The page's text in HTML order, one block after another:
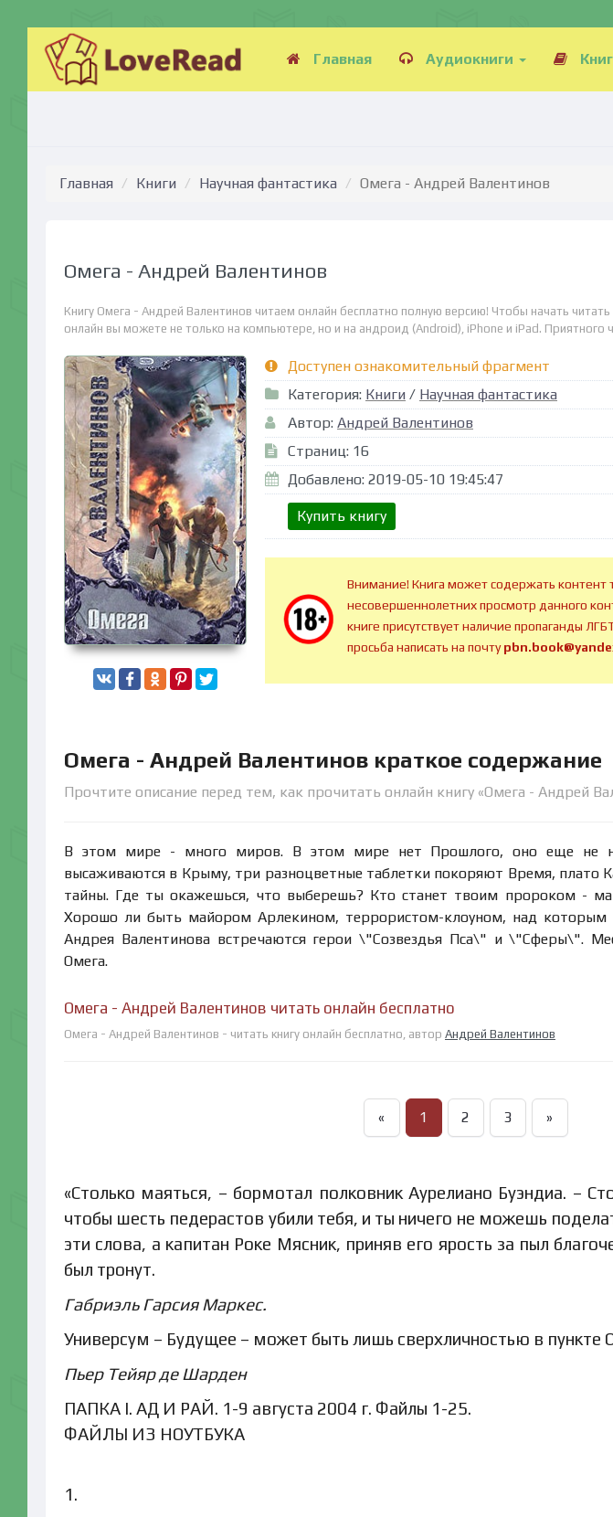
Главная Аудиокниги
Главная Книги Научная фантастика Омега - Андрей Валентинов
Омега - Андрей Валентинов
Книгу Омега - Андрей Валентинов читаем онлайн бесплатно полную версию! Чтобы начать
онлайн вы можете не только на компьютере, но и на андроид (Android), iPhone и iPad. Приятного
Доступен ознакомительный фрагмент
Категория: Книги / Научная фантастика
Автор: Андрей Валентинов
Страниц: 16
Добавлено: 2019-05-10 19:45:47
Купить книгу
Внимание! Книга может содержать контент
несовершеннолетних просмотр данного
книге присутствует наличие пропаганды
просьба написать на почту
Омега - Андрей Валентинов краткое содержание
Прочтите описание перед тем, как прочитать онлайн книгу «Омега - Андрей
В этом мире - много миров. В этом мире нет Прошлого, оно еще не
высаживаются в Крыму, три разноцветные таблетки покоряют Время, плато
тайны. Где ты окажешься, что выберешь? Кто станет твоим пророком -
Хорошо ли быть майором Арлекином, террористом-клоуном, над которым
Андрея Валентинова встречаются герои \"Созвездья Пса\" и \"Сферы\".
Омега.
Омега - Андрей Валентинов читать онлайн бесплатно
Омега - Андрей Валентинов - читать книгу онлайн бесплатно, автор Андрей Валентинов
« 1 2 3 »
«Столько маяться, – бормотал полковник Аурелиано Буэндиа. –
чтобы шесть педерастов убили тебя, и ты ничего не можешь
эти слова, а капитан Роке Мясник, приняв его ярость за пыл
был тронут.
Габриэль Гарсия Маркес.
Универсум – Будущее – может быть лишь сверхличностью в пункте
Пьер Тейяр де Шарден
ПАПКА I. АД И РАЙ. 1-9 августа 2004 г. Файлы 1-25.
ФАЙЛЫ ИЗ НОУТБУКА
1.